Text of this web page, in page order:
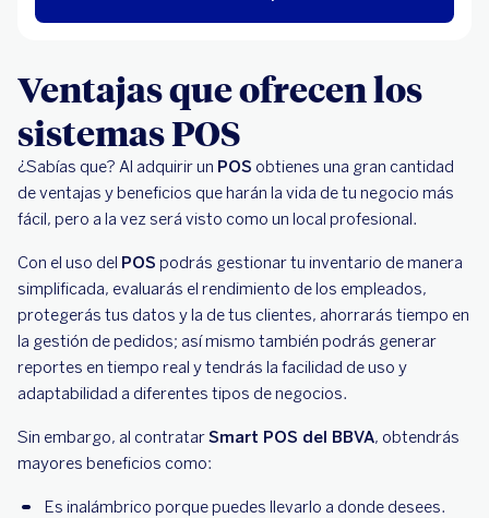
Ventajas que ofrecen los
sistemas POS
¿Sabías que? Al adquirir un POS obtienes una gran cantidad
de ventajas y beneficios que harán la vida de tu negocio más
fácil, pero a la vez será visto como un local profesional.
Con el uso del POS podrás gestionar tu inventario de manera
simplificada, evaluarás el rendimiento de los empleados,
protegerás tus datos y la de tus clientes, ahorrarás tiempo en
la gestión de pedidos; así mismo también podrás generar
reportes en tiempo real y tendrás la facilidad de uso y
adaptabilidad a diferentes tipos de negocios.
Sin embargo, al contratarSmart POS del BBVA, obtendrás
mayores beneficios como:
Es inalámbrico porque puedes llevarlo a donde desees.